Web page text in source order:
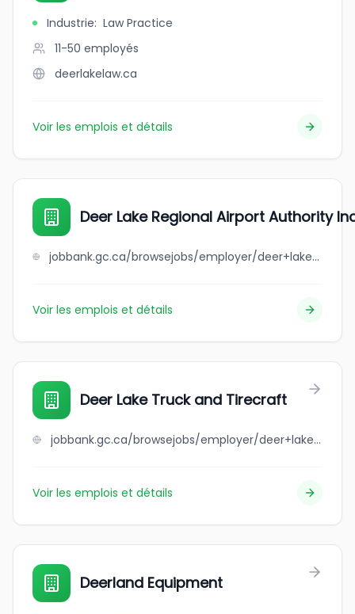
Industrie: Law Practice
11-50 employés
deerlakelaw.ca
Voir les emplois et détails
Deer Lake Regional Airport Authority
jobbank.gc.ca/browsejobs/employer/deer+lake+regional+airport+authority+inc./ca
Voir les emplois et détails
Deer Lake Truck and Tirecraft
jobbank.gc.ca/browsejobs/employer/deer+lake+truck+and+tirecraft/ca
Voir les emplois et détails
Deerland Equipment